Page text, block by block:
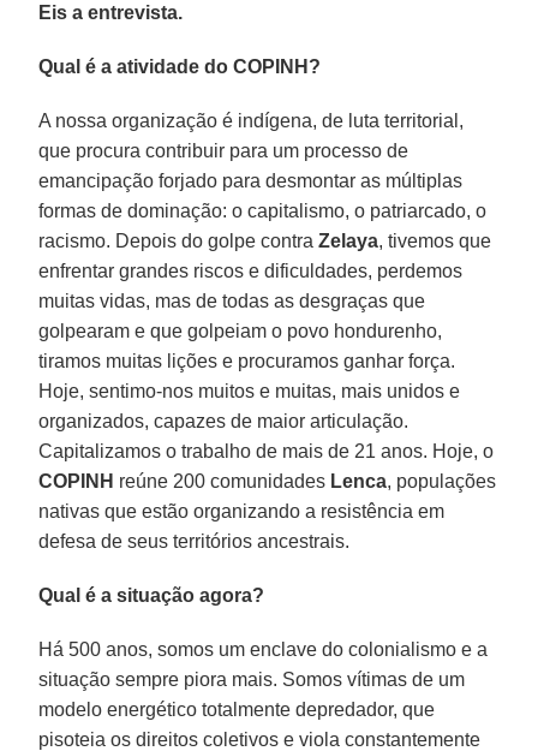
Eis a entrevista.
Qual é a atividade do COPINH?
A nossa organização é indígena, de luta territorial,
que procura contribuir para um processo de
emancipação forjado para desmontar as múltiplas
formas de dominação: o capitalismo, o patriarcado, o
racismo. Depois do golpe contraZelaya, tivemos que
enfrentar grandes riscos e dificuldades, perdemos
muitas vidas, mas de todas as desgraças que
golpearam e que golpeiam o povo hondurenho,
tiramos muitas lições e procuramos ganhar força.
Hoje, sentimo-nos muitos e muitas, mais unidos e
organizados, capazes de maior articulação.
Capitalizamos o trabalho de mais de 21 anos. Hoje, o
COPINH reúne 200 comunidades Lenca, populações
nativas que estão organizando a resistência em
defesa de seus territórios ancestrais.
Qual é a situação agora?
Há 500 anos, somos um enclave do colonialismo e a
situação sempre piora mais. Somos vítimas de um
modelo energético totalmente depredador, que
pisoteia os direitos coletivos e viola constantemente